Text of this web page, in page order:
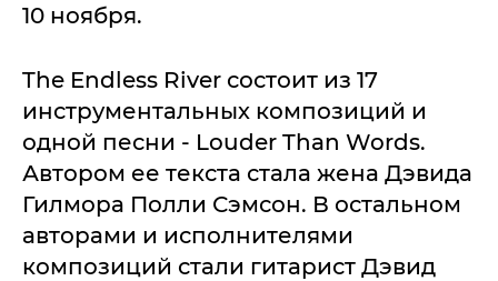
10 ноября.
The Endless River состоит из 17
инструментальных композиций и
одной песни - Louder Than Words.
Автором ее текста стала жена Дэвида
Гилмора Полли Сэмсон. В остальном
авторами и исполнителями
композиций стали гитарист Дэвид